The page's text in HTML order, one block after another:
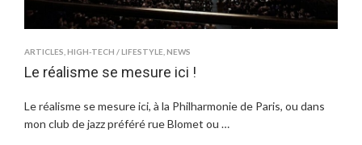
ARTICLES HIGH-TECH / LIFESTYLE NEWS
Le réalisme se mesure ici !
Le réalisme se mesure ici, à la Philharmonie de Paris, ou dans
mon club de jazz préféré rue Blomet ou …